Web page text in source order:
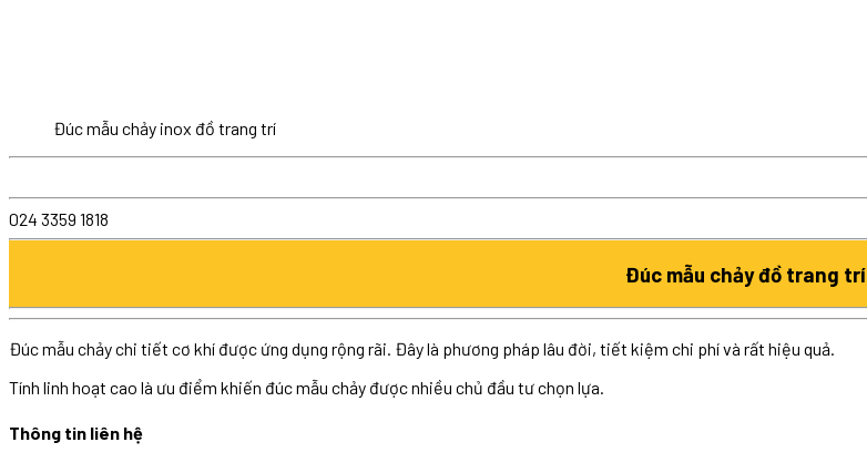
Đúc mẫu chảy inox đồ trang trí
024 3359 1818
Đúc mẫu chảy đồ trang trí
Đúc mẫu chảy chi tiết cơ khí được ứng dụng rộng rãi. Đây là phương pháp lâu đời, tiết kiệm chi phí và rất hiệu quả.
Tính linh hoạt cao là ưu điểm khiến đúc mẫu chảy được nhiều chủ đầu tư chọn lựa.
Thông tin liên hệ